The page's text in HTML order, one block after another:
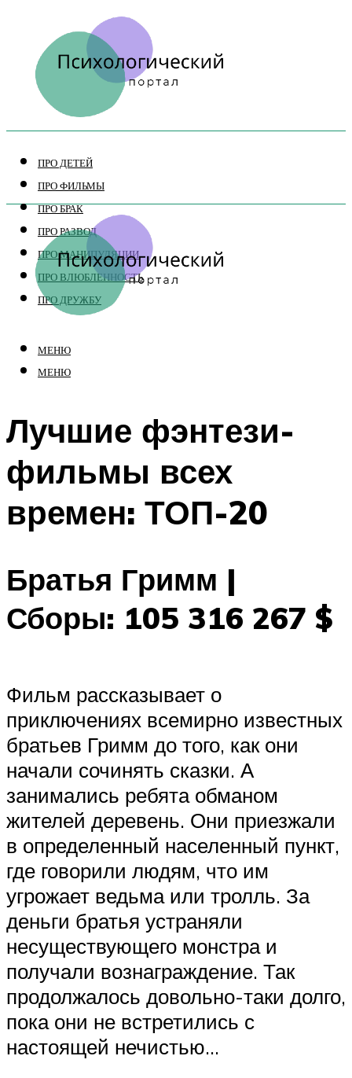
ПРО ДЕТЕЙ
ПРО ФИЛЬМЫ
ПРО БРАК
ПРО РАЗВОД
ПРО МАНИПУЛЯЦИИ
ПРО ВЛЮБЛЕННОСТЬ
ПРО ДРУЖБУ
МЕНЮ
МЕНЮ
Лучшие фэнтези-
фильмы всех
времен: ТОП-20
Братья Гримм |
Сборы: 105 316 267 $
Фильм рассказывает о
приключениях всемирно известных
братьев Гримм до того, как они
начали сочинять сказки. А
занимались ребята обманом
жителей деревень. Они приезжали
в определенный населенный пункт,
где говорили людям, что им
угрожает ведьма или тролль. За
деньги братья устраняли
несуществующего монстра и
получали вознаграждение. Так
продолжалось довольно-таки долго,
пока они не встретились с
настоящей нечистью…